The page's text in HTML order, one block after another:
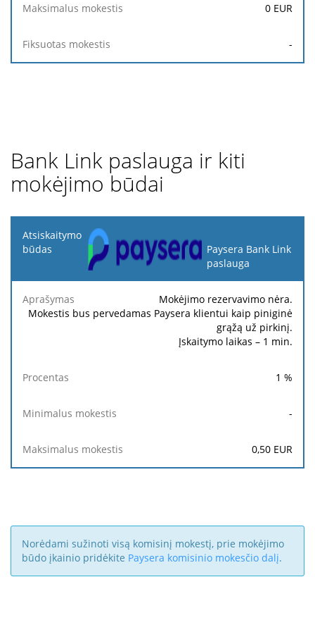
0 EUR
-
Bank Link paslauga ir kiti
mokėjimo būdai
Atsiskaitymo
būdas
Minimalus
mokestis
Maksimalus
mokestis
Paysera Bank Link
paslauga
Mokėjimo rezervavimo nėra.
Mokestis bus pervedamas Paysera klientui kaip piniginė
grąžą už pirkinį.
Įskaitymo laikas – 1 min.
1 %
-
0,50 EUR
Norėdami sužinoti visą komisinį mokestį, prie mokėjimo
būdo įkainio pridėkite Paysera komisinio mokesčio dalį.